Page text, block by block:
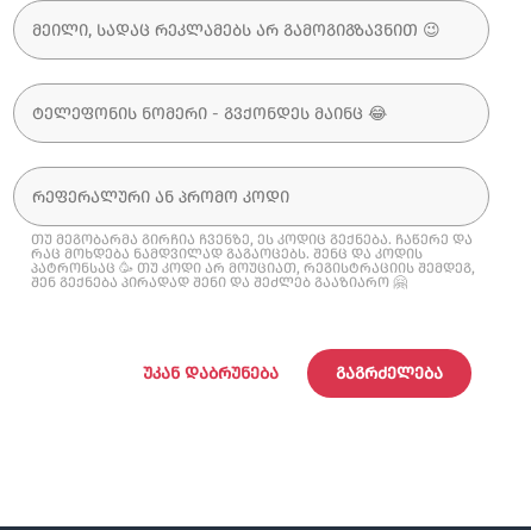
თუ მეგობარმა გირჩია ჩვენზე, ეს კოდიც გექნება. ჩაწერე და
რაც მოხდება ნამდვილად გაგაოცებს. შენც და კოდის
პატრონსაც 🥳 თუ კოდი არ მოუციათ, რეგისტრაციის შემდეგ,
შენ გექნება პირადად შენი და შეძლებ გააზიარო 🤗
ᲣᲙᲐᲜ ᲓᲐᲑᲠᲣᲜᲔᲑᲐ ᲒᲐᲒᲠᲫᲔᲚᲔᲑᲐ